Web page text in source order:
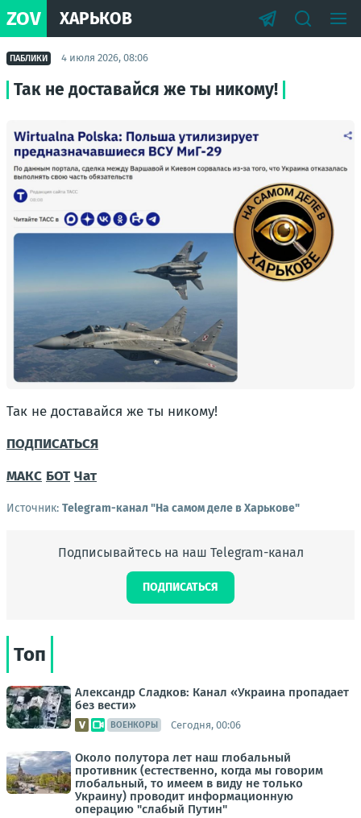
ZOV ХАРЬКОВ
ПАБЛИКИ 4 июля 2026, 08:06
Так не доставайся же ты никому!
Так не доставайся же ты никому!
ПОДПИСАТЬСЯ
МАКС БОТ Чат
Источник: Telegram-канал "На самом деле в Харькове"
Подписывайтесь на наш Telegram-канал
ПОДПИСАТЬСЯ
Топ
Александр Сладков: Канал «Украина пропадает
без вести»
ВОЕНКОРЫ Сегодня, 00:06
Около полутора лет наш глобальный
противник (естественно, когда мы говорим
глобальный, то имеем в виду не только
Украину) проводит информационную
операцию "слабый Путин"